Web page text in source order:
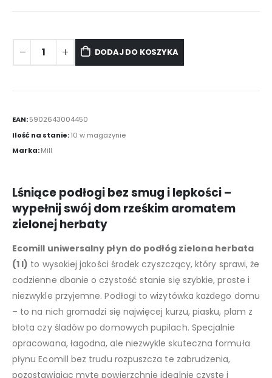
DODAJ DO KOSZYKA
EAN:5902643004450
Ilość na stanie:10 w magazynie
Marka:Mill
Lśniące podłogi bez smug i lepkości –
wypełnij swój dom rześkim aromatem
zielonej herbaty
Ecomill uniwersalny płyn do podłóg zielona herbata
(1 l) to wysokiej jakości środek czyszczący, który sprawi, że
codzienne dbanie o czystość stanie się szybkie, proste i
niezwykle przyjemne. Podłogi to wizytówka każdego domu
– to na nich gromadzi się najwięcej kurzu, piasku, plam z
błota czy śladów po domowych pupilach. Specjalnie
opracowana, łagodna, ale niezwykle skuteczna formuła
płynu Ecomill bez trudu rozpuszcza te zabrudzenia,
pozostawiając myte powierzchnie idealnie czyste i